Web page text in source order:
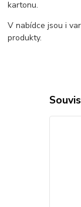
kartonu.
V nabídce jsou i
produkty.